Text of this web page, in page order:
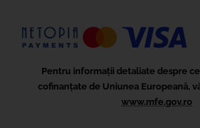
Pentru informații detaliate despre
cofinanțate de Uniunea Europeană,
www.mfe.gov.ro